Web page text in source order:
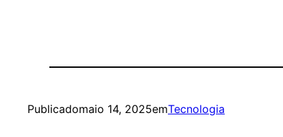
Publicadomaio 14, 2025emTecnologia